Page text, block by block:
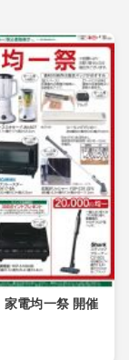
電均一祭 開催